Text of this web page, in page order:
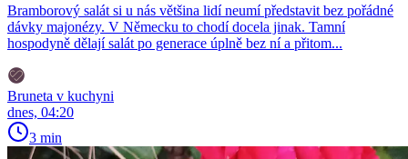
Bramborový salát si u nás většina lidí neumí představit bez pořádné
dávky majonézy. V Německu to chodí docela jinak. Tamní
hospodyně dělají salát po generace úplně bez ní a přitom...
Bruneta v kuchyni
dnes, 04:20
3 min